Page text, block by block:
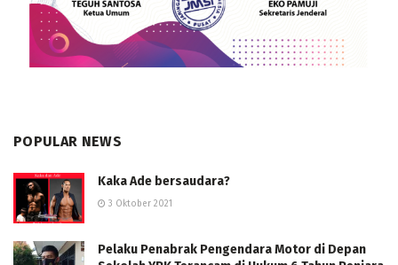
POPULAR NEWS
Kaka Ade bersaudara?
3 Oktober 2021
Pelaku Penabrak Pengendara Motor di Depan